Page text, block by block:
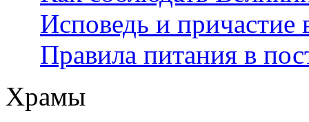
Исповедь и причастие
Правила питания в
Храмы